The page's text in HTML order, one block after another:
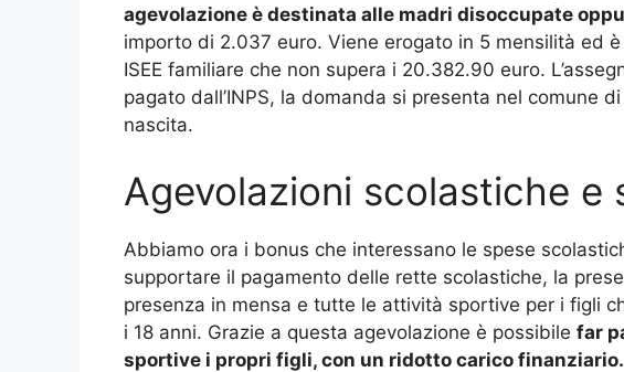
agevolazione è destinata alle madri disoccupate
importo di 2.037 euro. Viene erogato in 5 mensilità ed
ISEE familiare che non supera i 20.382.90 euro.
pagato dall’INPS, la domanda si presenta nel comune
nascita.
Agevolazioni scolastiche e
Abbiamo ora i bonus che interessano le spese
supportare il pagamento delle rette scolastiche, la
presenza in mensa e tutte le attività sportive per i figli
i 18 anni. Grazie a questa agevolazione è possibile far
sportive i propri figli, con un ridotto carico finanziario.